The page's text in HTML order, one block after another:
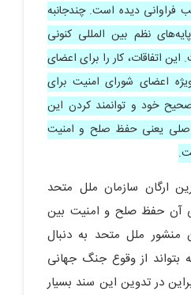
فراوانی دیده است. چندجانبه
نظم بین المللی کنونی
اتفاقات، کار را برای اعضای
اعضای شورای امنیت برای
صحیح خود و توانمند کردن این
اصلی یعنی حفظ صلح و امنیت
ارگان سازمان ملل متحد
آن حفظ صلح و امنیت بین
منشور ملل متحد به دنبال
بتواند از وقوع جنگ جهانی
در تدوین این سند بسیار